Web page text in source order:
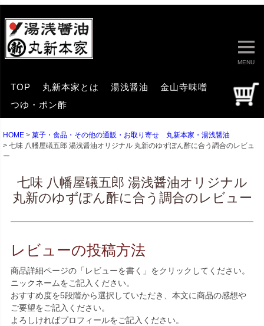
MENU
TOP 丸新本家とは 湯浅醤油
金山寺味噌
つゆ・ポン酢
HOME
菓子・食品・その他の通販・お取り寄せ 丸新本家・湯浅醤油
七味 八幡屋礒五郎 湯浅醤油オリジナル 丸新のゆずぽん酢に合う調合のレビュ
ー
七味 八幡屋礒五郎 湯浅醤油オリジナル
丸新のゆずぽん酢に合う調合のレビュー
レビューの投稿方法
商品詳細ページの「レビューを書く」をクリックしてください。
ニックネームをご記入ください。
おすすめ度を5段階から選択していただき、本文に商品の感想や
ご要望をご記入ください。
よろしければプロフィールをご記入ください。